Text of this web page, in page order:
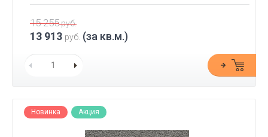
15 255руб.
13 913 руб. (за кв.м.)
Новинка Акция